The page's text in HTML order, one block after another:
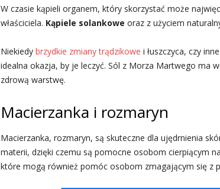
W czasie kąpieli organem, który skorzystać może
właściciela. Kąpiele solankowe oraz z użyciem
Niekiedy brzydkie zmiany trądzikowe i łuszczyca, czy
idealna okazja, by je leczyć. Sól z Morza Martwego ma
zdrową warstwę.
Macierzanka i rozmaryn
Macierzanka, rozmaryn, są skuteczne dla ujędrnienia
materii, dzięki czemu są pomocne osobom cierpiącym
które mogą również pomóc osobom zmagającym się z